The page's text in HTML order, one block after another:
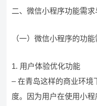
二、微信小程序功能需求
（一）微信小程序的功能
1. 用户体验优化功能
– 在青岛这样的商业环
度。因为用户在使用小